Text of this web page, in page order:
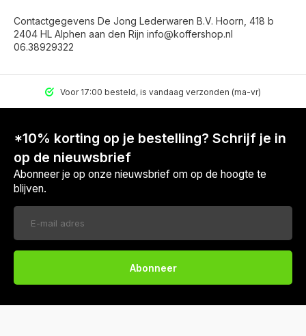
Contactgegevens De Jong Lederwaren B.V. Hoorn, 418 b
2404 HL Alphen aan den Rijn info@koffershop.nl
06.38929322
Voor 17:00 besteld, is vandaag verzonden (ma-vr)
*10% korting op je bestelling? Schrijf je in
op de nieuwsbrief
Abonneer je op onze nieuwsbrief om op de hoogte te
blijven.
Abonneer